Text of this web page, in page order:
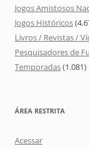
Jogos Amistosos
Jogos Históricos
Livros / Revistas /
Pesquisadores de
Temporadas(1.081)
ÁREA RESTRITA
Acessar